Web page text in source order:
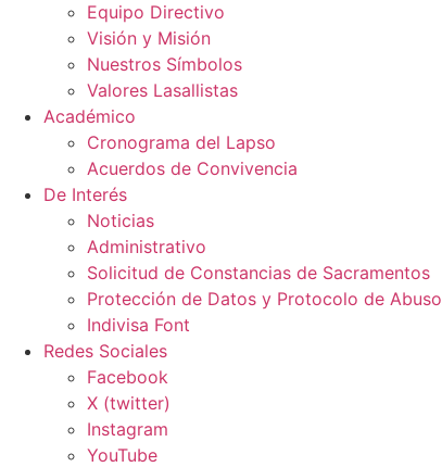
Equipo Directivo
Visión y Misión
Nuestros Símbolos
Valores Lasallistas
Académico
Cronograma del Lapso
Acuerdos de Convivencia
De Interés
Noticias
Administrativo
Solicitud de Constancias de Sacramentos
Protección de Datos y Protocolo de Abuso
Indivisa Font
Redes Sociales
Facebook
X (twitter)
Instagram
YouTube